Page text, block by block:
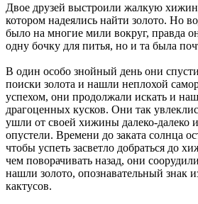
Двое друзей выстроили жалкую
котором надеялись найти золото. Но
было на многие мили вокруг, правда
одну бочку для питья, но и та была
В один особо знойный день они
поиски золота и нашли неплохой
успехом, они продолжали искать и
драгоценных кусков. Они так
ушли от своей хижины далеко-далеко
опустели. Времени до заката солнца
чтобы успеть засветло добраться до
чем поворачивать назад, они
нашли золото, опознавательный знак
кактусов.